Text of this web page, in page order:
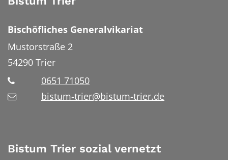
Bischöfliches Generalvikariat
Mustorstraße 2
54290 Trier
0651 71050
bistum-trier@bistum-trier.de
Bistum Trier sozial vernetzt